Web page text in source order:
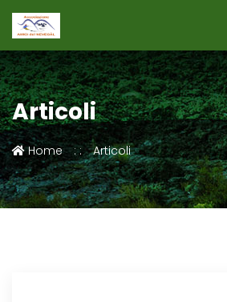
Articoli
Home Articoli